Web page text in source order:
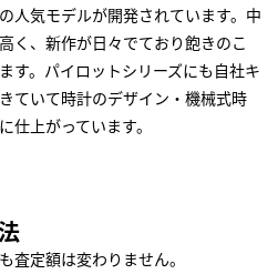
人気モデルが開発されています。中
く、新作が日々でており飽きのこ
す。パイロットシリーズにも自社キ
ていて時計のデザイン・機械式時
仕上がっています。
査定額は変わりません。